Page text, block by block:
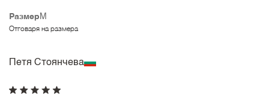
Размер M
Отговаря на размера
Петя Стоянчева